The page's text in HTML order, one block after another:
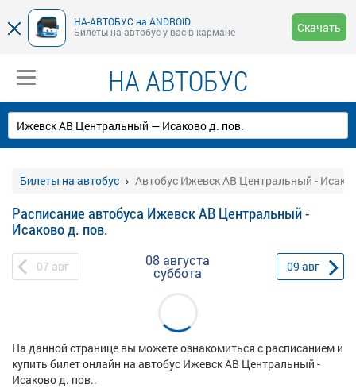
НА-АВТОБУС на ANDROID
Билеты на автобус у вас в кармане
Скачать
НА АВТОБУС
Билеты на автобус Автобус Ижевск АВ Центральный -
Расписание автобуса Ижевск АВ Центральный -
Исаково д. пов.
07 авг 08 августа
суббота 09 авг
На данной странице вы можете ознакомиться с расписанием и
купить билет онлайн на автобус Ижевск АВ Центральный -
Исаково д. пов..